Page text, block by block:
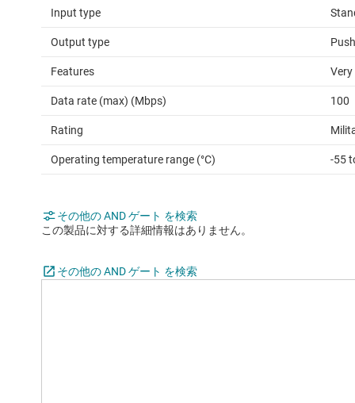
Input type
Output type
Features
Data rate (max) (Mbps) 100
Rating
Operating temperature range (°C) -55
その他の AND ゲート を検索
この製品に対する詳細情報はありません。
その他の AND ゲート を検索